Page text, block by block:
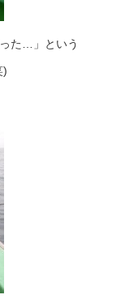
た…」という
)